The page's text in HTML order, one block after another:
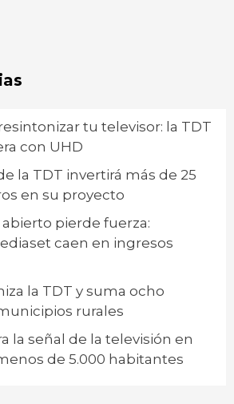
tu televisor: la TDT
con UHD
la TDT invertirá más de 25
en su proyecto
pierde fuerza:
caen en ingresos
la TDT y suma ocho
rurales
la señal de la televisión en
de 5.000 habitantes